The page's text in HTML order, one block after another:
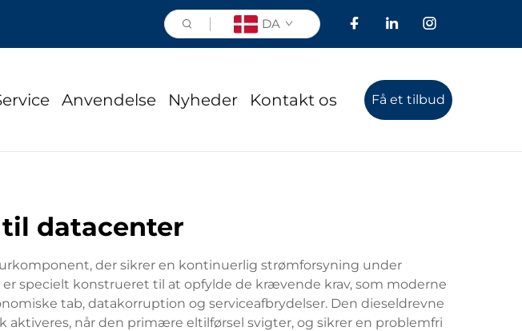
DA
Anvendelse Nyheder Kontakt os Få et tilbud
datacenter
der sikrer en kontinuerlig strømforsyning under
specielt konstrueret til at opfylde de krævende krav, som moderne
tab, datakorruption og serviceafbrydelser. Den dieseldrevne
når den primære eltilførsel svigter, og sikrer en problemfri